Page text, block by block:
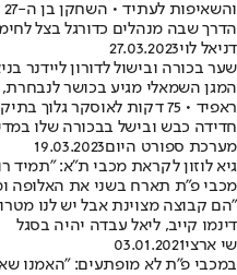
הדרך שבה מנהלים כדורגל בצל
דניאל לוי27.03.2023
שער בכורה ובישול לדורון ליידנר
ראפיד • 75 דקות לאוסקר
חדידה כבש ובישל בבכורה שלו
מערכת ספורט היום19.03.2023
גיא לוזון לקראת מכבי ת"א: "תמיד
מכבי פ"ת תארח בשני את האלופה
"הם קבוצה מצוינת אבל יש לנו
דינמו קייב, ליאל עבדה יהיה בסגל
שי ארצי03.01.2021
במכבי פ"ת לא מופתעים: "האמנו